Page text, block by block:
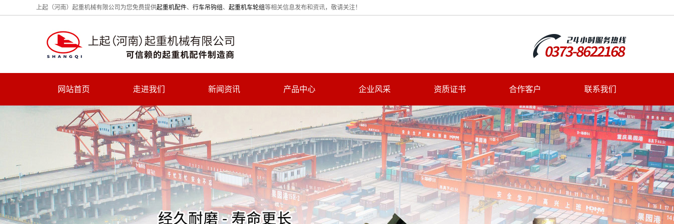
上起（河南）起重机械有限公司为您免费提供起重机配件、 行车吊钩组 、 起重机车轮组等相关信息发布和资讯，敬请关注！
网站首页 走进我们 新闻资讯 产品中心 企业风采 资质证书 合作客户 联系我们